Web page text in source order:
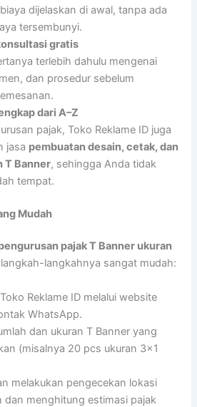
dijelaskan di awal, tanpa ada
tersembunyi.
gratis
terlebih dahulu mengenai
dan prosedur sebelum
dari A–Z
pajak, Toko Reklame ID juga
jasa pembuatan desain, cetak, dan
T Banner, sehingga Anda tidak
tempat.
Mudah
pajak T Banner ukuran
langkahnya sangat mudah:
Reklame ID melalui website
WhatsApp.
dan ukuran T Banner yang
(misalnya 20 pcs ukuran 3×1
melakukan pengecekan lokasi
dan menghitung estimasi pajak